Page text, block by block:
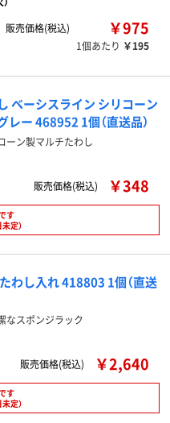
販売価格(税込)
￥975
1個あたり ￥195
ベーシスライン シリコーン
ー 468952 1個（直送品）
ーン製マルチたわし
販売価格(税込) ￥348
す
定）
わし入れ 418803 1個（直送
なスポンジラック
販売価格(税込) ￥2,640
す
定）